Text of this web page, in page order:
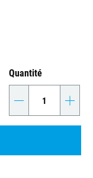
Quantité
- +